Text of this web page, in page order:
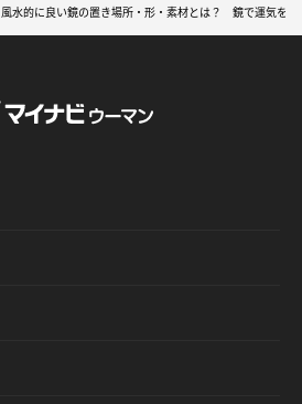
風水的に良い鏡の置き場所・形・素材とは？ 鏡で運気を上